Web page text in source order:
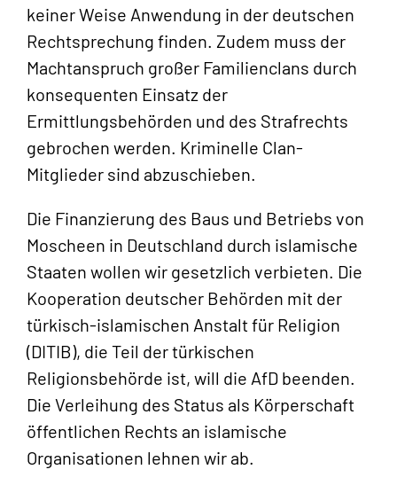
keiner Weise Anwendung in der deutschen
Rechtsprechung finden. Zudem muss der
Machtanspruch großer Familienclans durch
konsequenten Einsatz der
Ermittlungsbehörden und des Strafrechts
gebrochen werden. Kriminelle Clan-
Mitglieder sind abzuschieben.
Die Finanzierung des Baus und Betriebs von
Moscheen in Deutschland durch islamische
Staaten wollen wir gesetzlich verbieten. Die
Kooperation deutscher Behörden mit der
türkisch-islamischen Anstalt für Religion
(DITIB), die Teil der türkischen
Religionsbehörde ist, will die AfD beenden.
Die Verleihung des Status als Körperschaft
öffentlichen Rechts an islamische
Organisationen lehnen wir ab.